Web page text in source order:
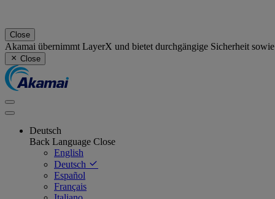
Close
Akamai übernimmt LayerX und bietet durchgängige Sicherheit
Close
Deutsch
Back Language Close
English
Deutsch
Español
Français